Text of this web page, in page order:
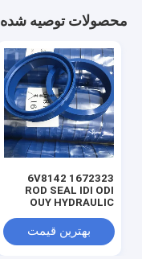
محصولات توصیه شده
1672323 6V8142
ROD SEAL IDI ODI
OUY HYDRAULIC
بهترین قیمت